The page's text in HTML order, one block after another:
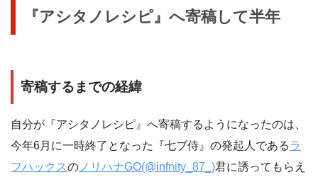
『アシタノレシピ』へ寄稿して半年
寄稿するまでの経緯
自分が『アシタノレシピ』へ寄稿するようになったのは、
今年6月に一時終了となった『七ブ侍』の発起人であるラ
フハックスの ノリハナGO(@infnity_87_)君に誘ってもらえ